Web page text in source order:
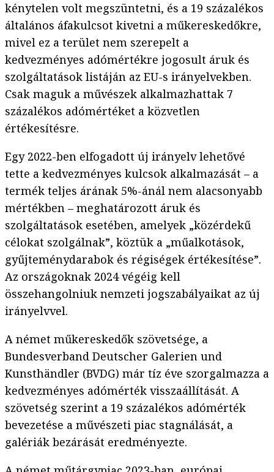
kénytelen volt megszüntetni, és a 19 százalékos
általános áfakulcsot kivetni a műkereskedőkre,
mivel ez a terület nem szerepelt a
kedvezményes adómértékre jogosult áruk és
szolgáltatások listáján az EU-s irányelvekben.
Csak maguk a művészek alkalmazhattak 7
százalékos adómértéket a közvetlen
értékesítésre.
Egy 2022-ben elfogadott új irányelv lehetővé
tette a kedvezményes kulcsok alkalmazását – a
termék teljes árának 5%-ánál nem alacsonyabb
mértékben – meghatározott áruk és
szolgáltatások esetében, amelyek „közérdekű
célokat szolgálnak”, köztük a „műalkotások,
gyűjteménydarabok és régiségek értékesítése”.
Az országoknak 2024 végéig kell
összehangolniuk nemzeti jogszabályaikat az új
irányelvvel.
A német műkereskedők szövetsége, a
Bundesverband Deutscher Galerien und
Kunsthändler (BVDG) már tíz éve szorgalmazza a
kedvezményes adómérték visszaállítását. A
szövetség szerint a 19 százalékos adómérték
bevezetése a művészeti piac stagnálását, a
galériák bezárását eredményezte.